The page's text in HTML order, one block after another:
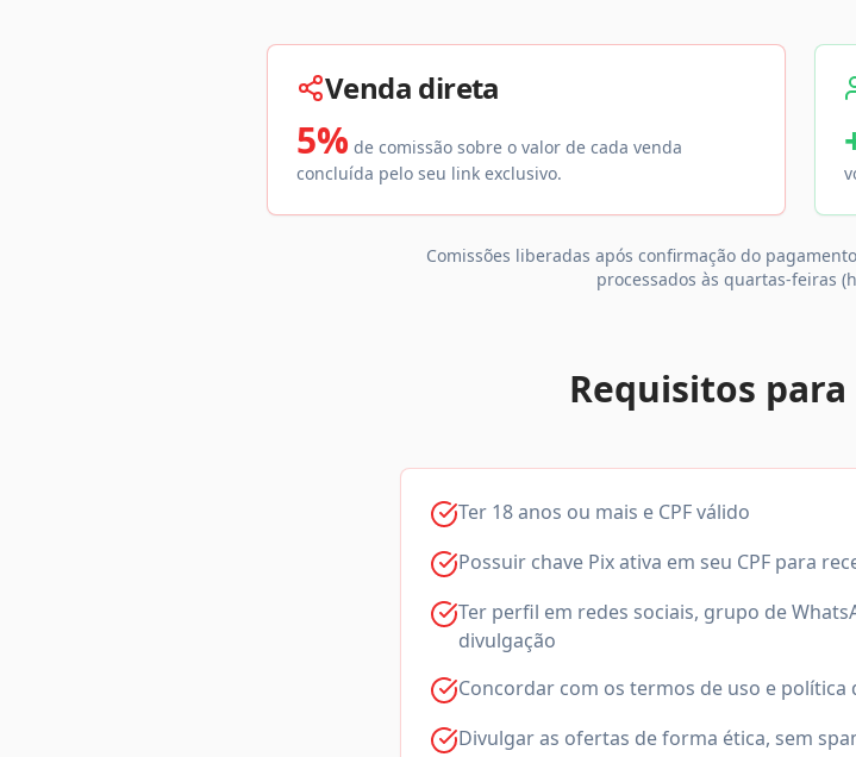
Venda direta
5% de comissão sobre o valor de cada venda
concluída pelo seu link exclusivo.
Comissões liberadas após confirmação do
processados às quartas-feiras
Requisitos
Ter 18 anos ou mais e CPF válido
Possuir chave Pix ativa em seu CPF para
Ter perfil em redes sociais, grupo de
divulgação
Concordar com os termos de uso e
Divulgar as ofertas de forma ética, sem